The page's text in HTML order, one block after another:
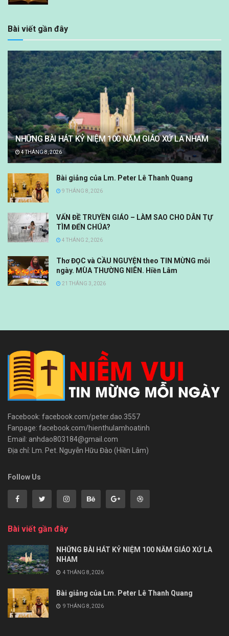
Bài viết gần đây
NHỮNG BÀI HÁT KỶ NIỆM 100 NĂM GIÁO XỨ LA NHAM
4 THÁNG 8, 2026
Bài giảng của Lm. Peter Lê Thanh Quang
9 THÁNG 8, 2026
VẤN ĐỀ TRUYỀN GIÁO – LÀM SAO CHO DÂN TỰ
TÌM ĐẾN CHÚA?
4 THÁNG 2, 2026
Thơ ĐỌC và CẦU NGUYỆN theo TIN MỪNG mỗi
ngày. MÙA THƯỜNG NIÊN. Hiền Lâm
21 THÁNG 3, 2026
Facebook: facebook.com/peter.dao.3557
Fanpage: facebook.com/hienthulamhoatinh
Email: anhdao803184@gmail.com
Địa chỉ: Lm. Pet. Nguyễn Hữu Đào (Hiền Lâm)
Follow Us
Bài viết gần đây
NHỮNG BÀI HÁT KỶ NIỆM 100 NĂM GIÁO XỨ LA
NHAM
4 THÁNG 8, 2026
Bài giảng của Lm. Peter Lê Thanh Quang
9 THÁNG 8, 2026